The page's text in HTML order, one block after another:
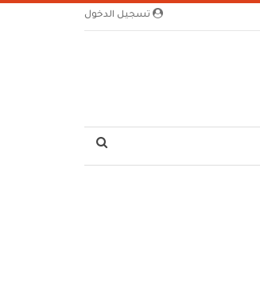
تسجيل الدخول